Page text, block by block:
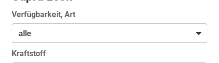
Verfügbarkeit, Art
Kraftstoff